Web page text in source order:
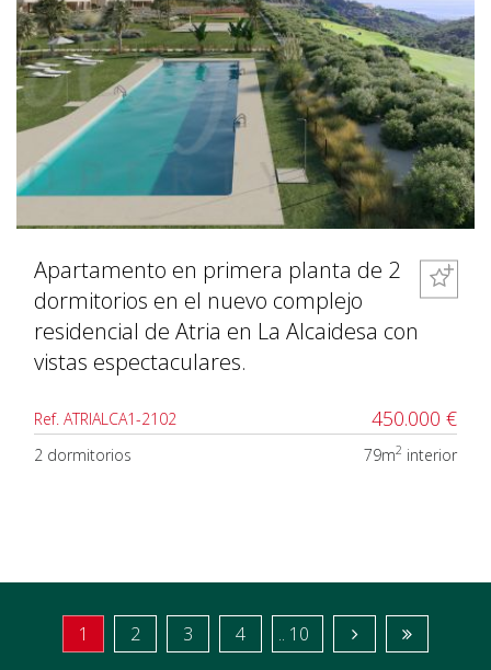
Apartamento en primera planta de 2
dormitorios en el nuevo complejo
residencial de Atria en La Alcaidesa con
vistas espectaculares.
Ref. ATRIALCA1-2102 450.000 €
2 dormitorios 79m2 interior
1 2 3 4 .. 10